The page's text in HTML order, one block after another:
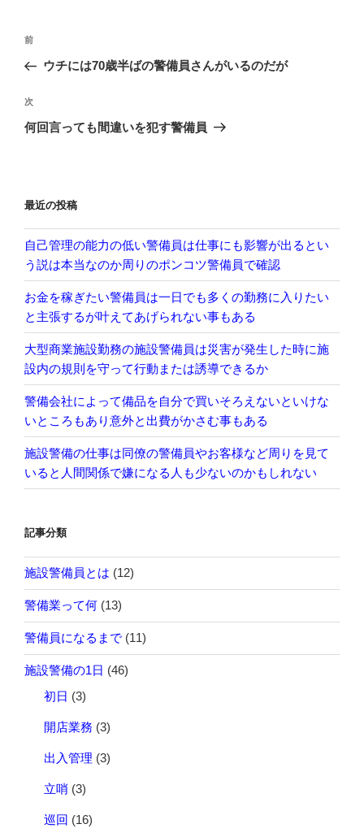
投
ナ
ビ
ゲ
ン
前
の
稿
前
ウチには70歳半ばの警備員さんがいるのだが
次
の
次
何回言っても間違いを犯す警備員
最近の投稿
自己管理の能力の低い警備員は仕事にも影響が出るとい
う説は本当なのか周りのポンコツ警備員で確認
お金を稼ぎたい警備員は一日でも多くの勤務に入りたい
と主張するが叶えてあげられない事もある
大型商業施設勤務の施設警備員は災害が発生した時に施
設内の規則を守って行動または誘導できるか
警備会社によって備品を自分で買いそろえないといけな
いところもあり意外と出費がかさむ事もある
施設警備の仕事は同僚の警備員やお客様など周りを見て
いると人間関係で嫌になる人も少ないのかもしれない
記事分類
施設警備員とは (12)
警備業って何 (13)
警備員になるまで (11)
施設警備の1日 (46)
初日 (3)
開店業務 (3)
出入管理 (3)
立哨 (3)
巡回 (16)